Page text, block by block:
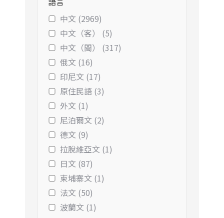
中文 (2969)
中文（客） (5)
中文（閩） (317)
俄文 (16)
印尼文 (17)
原住民語 (3)
外文 (1)
尼泊爾文 (2)
德文 (9)
拉脫維亞文 (1)
日文 (87)
柬埔寨文 (1)
法文 (50)
波蘭文 (1)